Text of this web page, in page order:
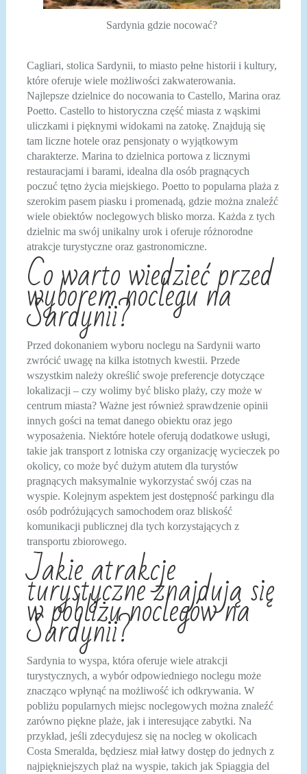
Sardynia gdzie nocować?
Cagliari, stolica Sardynii, to miasto pełne historii i kultury,
które oferuje wiele możliwości zakwaterowania.
Najlepsze dzielnice do nocowania to Castello, Marina oraz
Poetto. Castello to historyczna część miasta z wąskimi
uliczkami i pięknymi widokami na zatokę. Znajdują się
tam liczne hotele oraz pensjonaty o wyjątkowym
charakterze. Marina to dzielnica portowa z licznymi
restauracjami i barami, idealna dla osób pragnących
poczuć tętno życia miejskiego. Poetto to popularna plaża z
szerokim pasem piasku i promenadą, gdzie można znaleźć
wiele obiektów noclegowych blisko morza. Każda z tych
dzielnic ma swój unikalny urok i oferuje różnorodne
atrakcje turystyczne oraz gastronomiczne.
Co warto wiedzieć przed
wyborem noclegu na
Sardynii?
Przed dokonaniem wyboru noclegu na Sardynii warto
zwrócić uwagę na kilka istotnych kwestii. Przede
wszystkim należy określić swoje preferencje dotyczące
lokalizacji – czy wolimy być blisko plaży, czy może w
centrum miasta? Ważne jest również sprawdzenie opinii
innych gości na temat danego obiektu oraz jego
wyposażenia. Niektóre hotele oferują dodatkowe usługi,
takie jak transport z lotniska czy organizację wycieczek po
okolicy, co może być dużym atutem dla turystów
pragnących maksymalnie wykorzystać swój czas na
wyspie. Kolejnym aspektem jest dostępność parkingu dla
osób podróżujących samochodem oraz bliskość
komunikacji publicznej dla tych korzystających z
transportu zbiorowego.
Jakie atrakcje
turystyczne znajdują się
w pobliżu noclegów na
Sardynii?
Sardynia to wyspa, która oferuje wiele atrakcji
turystycznych, a wybór odpowiedniego noclegu może
znacząco wpłynąć na możliwość ich odkrywania. W
pobliżu popularnych miejsc noclegowych można znaleźć
zarówno piękne plaże, jak i interesujące zabytki. Na
przykład, jeśli zdecydujesz się na nocleg w okolicach
Costa Smeralda, będziesz miał łatwy dostęp do jednych z
najpiękniejszych plaż na wyspie, takich jak Spiaggia del